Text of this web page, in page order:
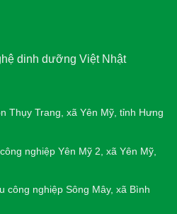
dinh dưỡng Việt Nhật
Thụy Trang, xã Yên Mỹ, tỉnh Hưng
nghiệp Yên Mỹ 2, xã Yên Mỹ,
công nghiệp Sông Mây, xã Bình